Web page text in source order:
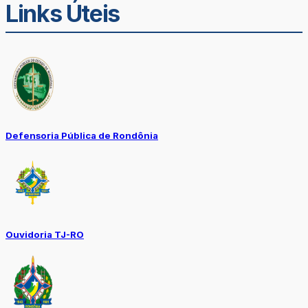
Links Úteis
Defensoria Pública de Rondônia
Ouvidoria TJ-RO